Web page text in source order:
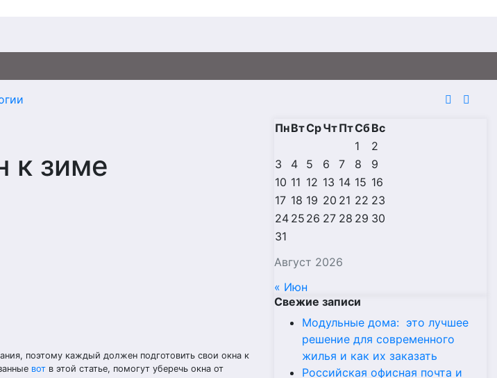
к зиме
поэтому каждый должен подготовить свои окна к
вот в этой статье, помогут уберечь окна от
Август 2026
ПнВтСрЧтПтСбВс
1
2
3
4 5 6 7 8
9
10 11 12 13 14 15 16
17 18 19 20 21 22 23
24 25 26 27 28 29 30
31
« Июн
Свежие записи
Модульные дома: это лучшее
решение для современного
жилья и как их заказать
Российская офисная почта и